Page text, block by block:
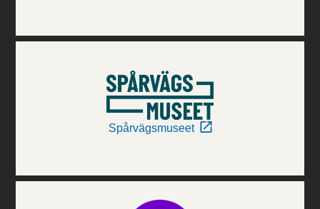
Spårvägsmuseet